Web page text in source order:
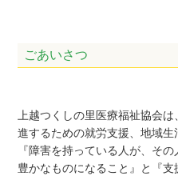
ごあいさつ
上越つくしの里医療福祉協会
進するための就労支援、地域生
『障害を持っている人が、そ
豊かなものになること』と『